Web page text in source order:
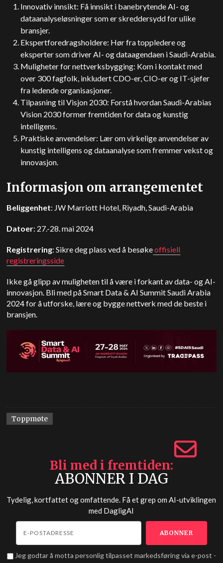
Innovativ innsikt: Få innsikt i banebrytende AI- og
dataanalyseløsninger som er skreddersydd for ulike
bransjer.
Ekspertforedragsholdere: Hør fra toppledere og
eksperter som driver AI- og dataagendaen i Saudi-Arabia.
Muligheter for nettverksbygging: Kom i kontakt med
over 300 fagfolk, inkludert CDO-er, CIO-er og IT-sjefer
fra ledende organisasjoner.
Tilpasning til Visjon 2030: Forstå hvordan Saudi-Arabias
Vision 2030 former fremtiden for data og kunstig
intelligens.
Praktiske anvendelser: Lær om virkelige anvendelser av
kunstig intelligens og dataanalyse som fremmer vekst og
innovasjon.
Informasjon om arrangementet
Beliggenhet: JW Marriott Hotel, Riyadh, Saudi-Arabia
Datoer: 27.-28. mai 2024
Registrering: Sikre deg plass ved å besøkeoffisiell
registreringsside
Ikke gå glipp av muligheten til å være i forkant av data- og AI-
innovasjon. Bli med på Smart Data & AI Summit Saudi Arabia
2024 for å utforske, lære og bygge nettverk med de beste i
bransjen.
Toppmøte
Bli med i fremtiden
ABONNER I DAG
Tydelig, kortfattet og omfattende. Få et grep om AI-utviklingen
med DagligAI
Jeg godtar å motta personlig tilpasset markedsføring via e-post -